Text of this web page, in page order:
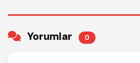
Yorumlar 0